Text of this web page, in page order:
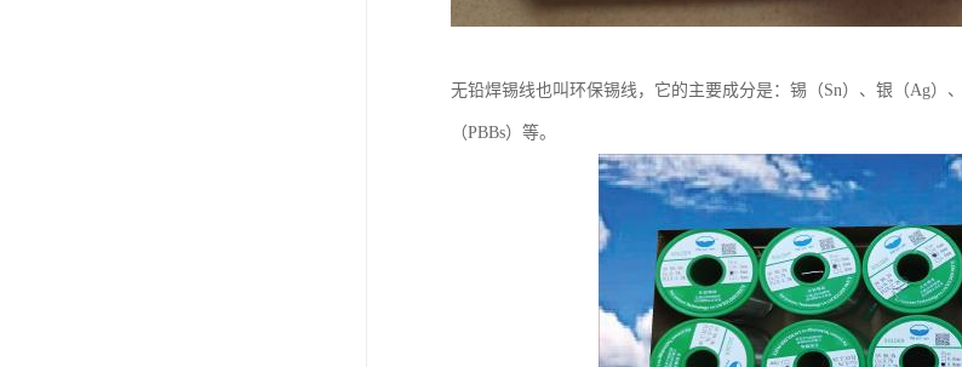
无铅焊锡线也叫环保锡线，它的主要成分是：锡（Sn）、银（Ag）
（PBBs）等。